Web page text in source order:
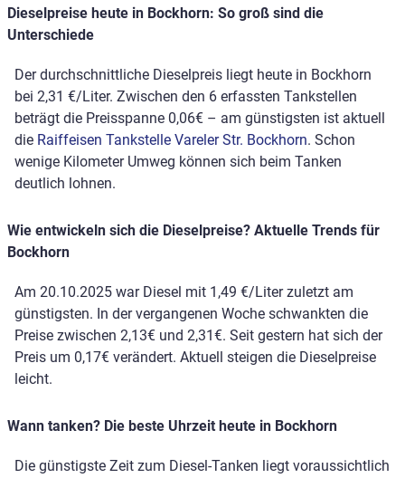
Dieselpreise heute in Bockhorn: So groß sind die
Unterschiede
Der durchschnittliche Dieselpreis liegt heute in Bockhorn
bei 2,31 €/Liter. Zwischen den 6 erfassten Tankstellen
beträgt die Preisspanne 0,06€ – am günstigsten ist aktuell
die Raiffeisen Tankstelle Vareler Str. Bockhorn. Schon
wenige Kilometer Umweg können sich beim Tanken
deutlich lohnen.
Wie entwickeln sich die Dieselpreise? Aktuelle Trends für
Bockhorn
Am 20.10.2025 war Diesel mit 1,49 €/Liter zuletzt am
günstigsten. In der vergangenen Woche schwankten die
Preise zwischen 2,13€ und 2,31€. Seit gestern hat sich der
Preis um 0,17€ verändert. Aktuell steigen die Dieselpreise
leicht.
Wann tanken? Die beste Uhrzeit heute in Bockhorn
Die günstigste Zeit zum Diesel-Tanken liegt voraussichtlich